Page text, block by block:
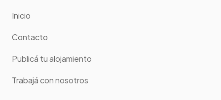
Inicio
Contacto
Publicá tu alojamiento
Trabajá con nosotros